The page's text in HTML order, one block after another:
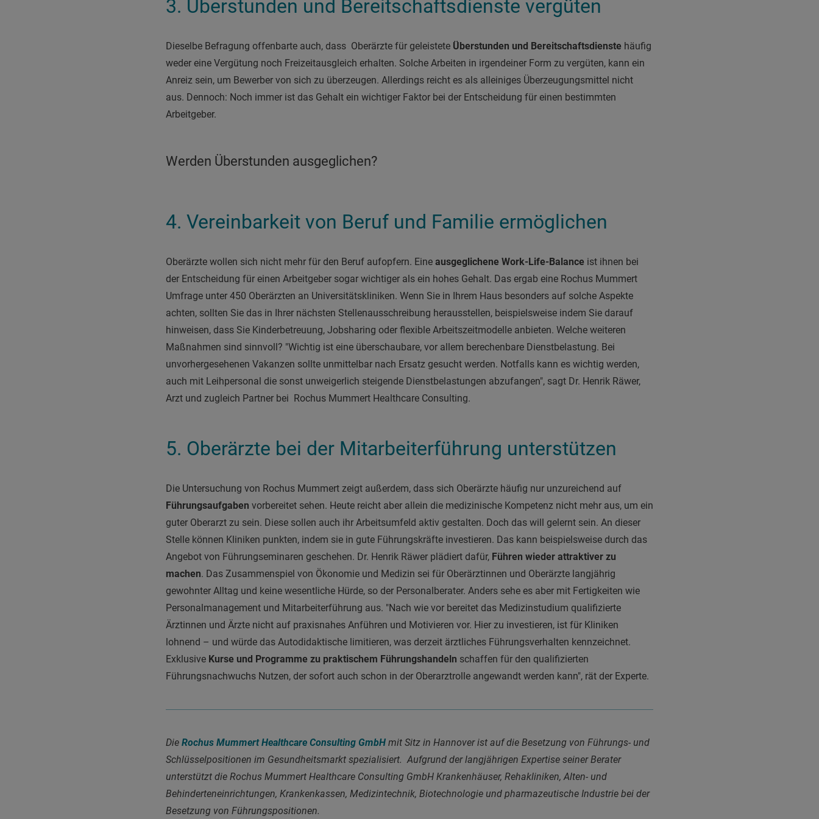
3. Überstunden und Bereitschaftsdienste vergüten
Dieselbe Befragung offenbarte auch, dass Oberärzte für geleistete Überstunden und Bereitschaftsdienste häufig
weder eine Vergütung noch Freizeitausgleich erhalten. Solche Arbeiten in irgendeiner Form zu vergüten, kann ein
Anreiz sein, um Bewerber von sich zu überzeugen. Allerdings reicht es als alleiniges Überzeugungsmittel nicht
aus. Dennoch: Noch immer ist das Gehalt ein wichtiger Faktor bei der Entscheidung für einen bestimmten
Arbeitgeber.
Werden Überstunden ausgeglichen?
4. Vereinbarkeit von Beruf und Familie ermöglichen
Oberärzte wollen sich nicht mehr für den Beruf aufopfern. Eine ausgeglichene Work-Life-Balance ist ihnen bei
der Entscheidung für einen Arbeitgeber sogar wichtiger als ein hohes Gehalt. Das ergab eine Rochus Mummert
Umfrage unter 450 Oberärzten an Universitätskliniken. Wenn Sie in Ihrem Haus besonders auf solche Aspekte
achten, sollten Sie das in Ihrer nächsten Stellenausschreibung herausstellen, beispielsweise indem Sie darauf
hinweisen, dass Sie Kinderbetreuung, Jobsharing oder flexible Arbeitszeitmodelle anbieten. Welche weiteren
Maßnahmen sind sinnvoll? "Wichtig ist eine überschaubare, vor allem berechenbare Dienstbelastung. Bei
unvorhergesehenen Vakanzen sollte unmittelbar nach Ersatz gesucht werden. Notfalls kann es wichtig werden,
auch mit Leihpersonal die sonst unweigerlich steigende Dienstbelastungen abzufangen", sagt Dr. Henrik Räwer,
Arzt und zugleich Partner bei Rochus Mummert Healthcare Consulting.
5. Oberärzte bei der Mitarbeiterführung unterstützen
Die Untersuchung von Rochus Mummert zeigt außerdem, dass sich Oberärzte häufig nur unzureichend auf
Führungsaufgaben vorbereitet sehen. Heute reicht aber allein die medizinische Kompetenz nicht mehr aus, um ein
guter Oberarzt zu sein. Diese sollen auch ihr Arbeitsumfeld aktiv gestalten. Doch das will gelernt sein. An dieser
Stelle können Kliniken punkten, indem sie in gute Führungskräfte investieren. Das kann beispielsweise durch das
Angebot von Führungseminaren geschehen. Dr. Henrik Räwer plädiert dafür, Führen wieder attraktiver zu
machen. Das Zusammenspiel von Ökonomie und Medizin sei für Oberärztinnen und Oberärzte langjährig
gewohnter Alltag und keine wesentliche Hürde, so der Personalberater. Anders sehe es aber mit Fertigkeiten wie
Personalmanagement und Mitarbeiterführung aus. "Nach wie vor bereitet das Medizinstudium qualifizierte
Ärztinnen und Ärzte nicht auf praxisnahes Anführen und Motivieren vor. Hier zu investieren, ist für Kliniken
lohnend – und würde das Autodidaktische limitieren, was derzeit ärztliches Führungsverhalten kennzeichnet.
Exklusive Kurse und Programme zu praktischem Führungshandeln schaffen für den qualifizierten
Führungsnachwuchs Nutzen, der sofort auch schon in der Oberarztrolle angewandt werden kann", rät der Experte.
Die Rochus Mummert Healthcare Consulting GmbH mit Sitz in Hannover ist auf die Besetzung von Führungs- und
Schlüsselpositionen im Gesundheitsmarkt spezialisiert.Aufgrund der langjährigen Expertise seiner Berater
unterstützt die Rochus Mummert Healthcare Consulting GmbH Krankenhäuser, Rehakliniken, Alten- und
Behinderteneinrichtungen, Krankenkassen, Medizintechnik, Biotechnologie und pharmazeutische Industrie bei der
Besetzung von Führungspositionen.